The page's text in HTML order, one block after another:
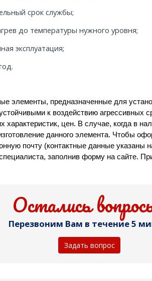
срок службы;
до температуры нужного уровня;
эксплуатация;
элементы, предназначенные для
к воздействию агрессивных
характеристик, цен. В случае, когда в
данного элемента. Чтобы
почту (контактные данные указаны
заполнив форму на сайте.
Остались
Перезвоним Вам в течение 5
Задать вопрос